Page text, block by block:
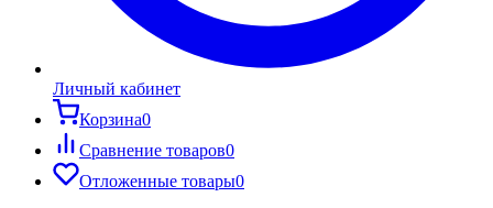
Личный кабинет
Корзина0
Сравнение товаров0
Отложенные товары0